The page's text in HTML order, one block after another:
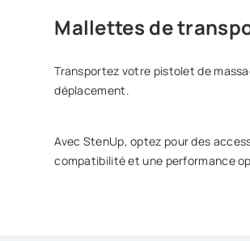
Mallettes de
Transportez votre pistolet de
déplacement.
Avec StenUp, optez pour des
compatibilité et une performance